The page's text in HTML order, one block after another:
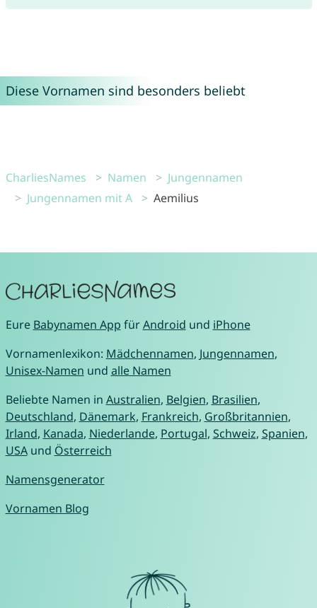
Diese Vornamen sind besonders beliebt
CharliesNames Namen
Jungennamen
Jungennamen mit A
Aemilius
Eure Babynamen App fürAndroid und iPhone
Vornamenlexikon: Mädchennamen, Jungennamen,
Unisex-Namen und alle Namen
Beliebte Namen in Australien, Belgien, Brasilien,
Deutschland, Dänemark, Frankreich, Großbritannien,
Irland, Kanada, Niederlande, Portugal, Schweiz, Spanien,
USAund Österreich
Namensgenerator
Vornamen Blog